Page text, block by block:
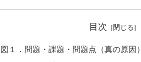
目次
図１．問題・課題・問題点（真の原因